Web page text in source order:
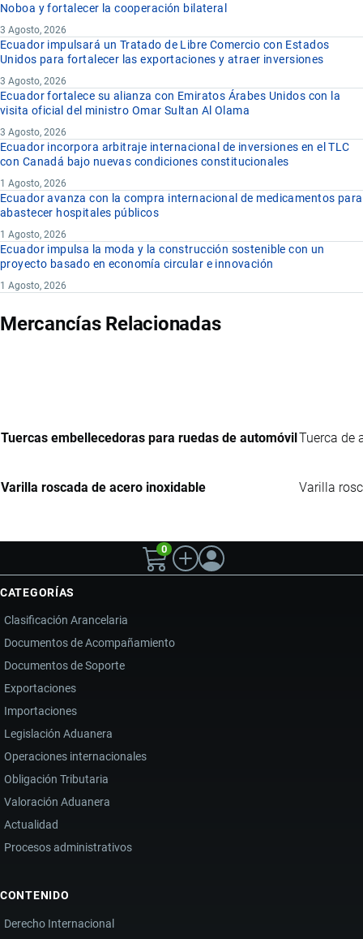
Noboa y fortalecer la cooperación bilateral
3 Agosto, 2026
Ecuador impulsará un Tratado de Libre Comercio con Estados
Unidos para fortalecer las exportaciones y atraer inversiones
3 Agosto, 2026
Ecuador fortalece su alianza con Emiratos Árabes Unidos con la
visita oficial del ministro Omar Sultan Al Olama
3 Agosto, 2026
Ecuador incorpora arbitraje internacional de inversiones en el TLC
con Canadá bajo nuevas condiciones constitucionales
1 Agosto, 2026
Ecuador avanza con la compra internacional de medicamentos para
abastecer hospitales públicos
1 Agosto, 2026
Ecuador impulsa la moda y la construcción sostenible con un
proyecto basado en economía circular e innovación
1 Agosto, 2026
Mercancías Relacionadas
Tuercas embellecedoras para ruedas de automóvil Tuerca de
Varilla roscada de acero inoxidable Varilla
0
CATEGORÍAS
Clasificación Arancelaria
Documentos de Acompañamiento
Documentos de Soporte
Exportaciones
Importaciones
Legislación Aduanera
Operaciones internacionales
Obligación Tributaria
Valoración Aduanera
Actualidad
Procesos administrativos
CONTENIDO
Derecho Internacional